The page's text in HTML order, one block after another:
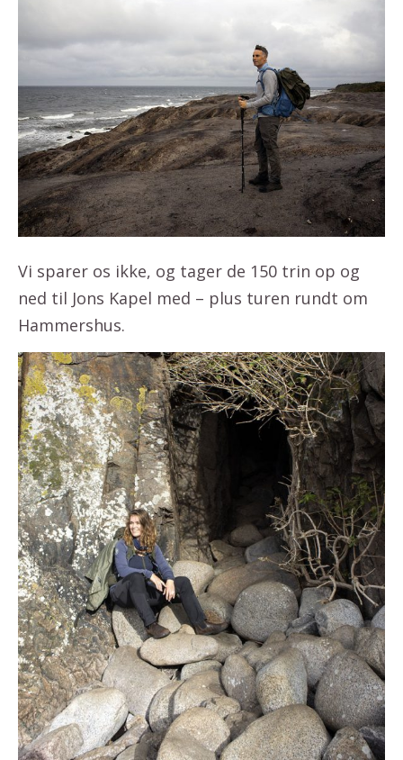
Vi sparer os ikke, og tager de 150 trin op og
ned til Jons Kapel med – plus turen rundt om
Hammershus.